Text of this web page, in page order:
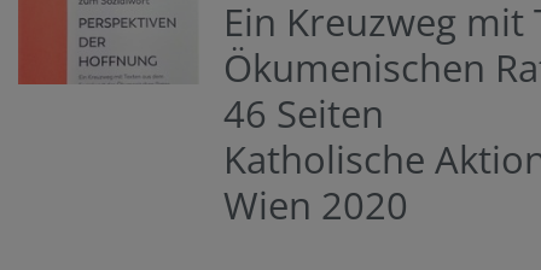
Ein Kreuzweg
Ökumenischen
46 Seiten
Katholische
Wien 2020